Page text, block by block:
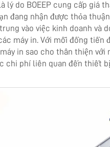
do BOEEP cung cấp giá
đang nhận được thỏa
vào việc kinh doanh
máy in. Với mỗi đồng
in sao cho thân thiện
chi phí liên quan đến thiết